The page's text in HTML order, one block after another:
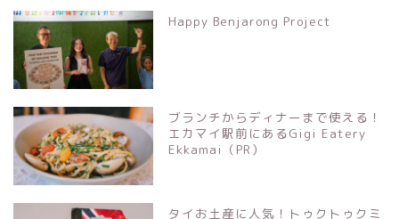
Happy Benjarong Project
ブランチからディナーまで使える！
エカマイ駅前にあるGigi Eatery
Ekkamai（PR）
タイお土産に人気！トゥクトゥクミ